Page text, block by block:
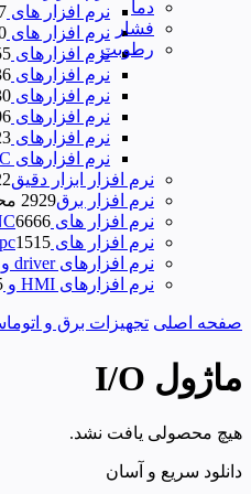
دما
فشار
رطوبت
نرم افزار های PLC Festo 7 محصول
نرم افزار های PLC Wago
نرم‌ افزارهای PLC Delta 5 محصول
نرم افزارهای PLC Mitsubishi 36
نرم افزارهای PLC OMRON 30
نرم افزارهای PLC Schneider
نرم افزارهای PLC Siemens
نرم افزارهای PLC سایر شرکت ها
نرم افزار ابزار دقیق22
نرم افزار برق
2929 محصول
نرم افزار های CNC
6666 محصول
نرم افزار های opc
1515 محصول
نرم افزارهای driver و Servo drive
نرم افزارهای HMI و Monitoring
صفحه اصلی تجهیزات برق و
ماژول I/O
هیچ محصولی یافت نشد.
دانلود سریع و آسان